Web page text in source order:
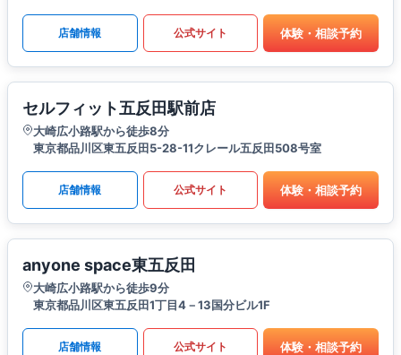
店舗情報 公式サイト 体験・相談予約
セルフィット五反田駅前店
大崎広小路駅から徒歩8分
東京都品川区東五反田5-28-11クレール五反田508号室
店舗情報 公式サイト 体験・相談予約
anyone space東五反田
大崎広小路駅から徒歩9分
東京都品川区東五反田1丁目4－13国分ビル1F
店舗情報 公式サイト 体験・相談予約